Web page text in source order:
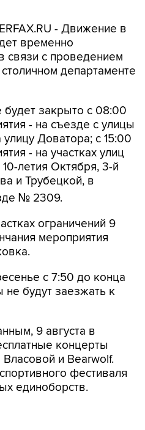
- Движение в
временно
связи с проведением
департаменте
будет закрыто с 08:00
- на съезде с улицы
Доватора; с 15:00
- на участках улиц
летия Октября, 3-й
и Трубецкой, в
№ 2309.
ограничений 9
мероприятия
с 7:50 до конца
не будут заезжать к
9 августа в
концерты
и Bearwolf.
фестиваля
единоборств.